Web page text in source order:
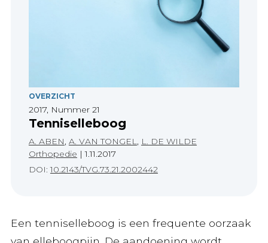
OVERZICHT
2017, Nummer 21
Tenniselleboog
A. ABEN, A. VAN TONGEL, L. DE WILDE
Orthopedie |1.11.2017
DOI:10.2143/TVG.73.21.2002442
Een tenniselleboog is een frequente oorzaak